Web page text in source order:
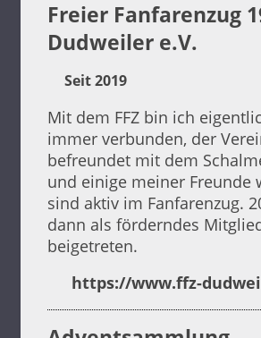
Freier Fanfarenzug
Dudweiler e.V.
Seit 2019
Mit dem FFZ bin ich
immer verbunden, der
befreundet mit dem
und einige meiner Freunde
sind aktiv im Fanfarenzug.
dann als förderndes
beigetreten.
https://www.ffz-